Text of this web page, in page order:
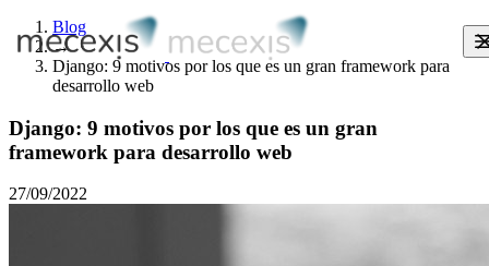
Blog
→
Django: 9 motivos por los que es un gran framework para
desarrollo web
Django: 9 motivos por los que es un gran
framework para desarrollo web
27/09/2022